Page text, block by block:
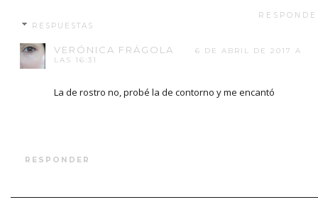
RESPUESTAS
VERÓNICA FRÁGOLA
6 DE ABRIL DE 2017 A
LAS 16:31
La de rostro no, probé la de contorno y me encantó
RESPONDER